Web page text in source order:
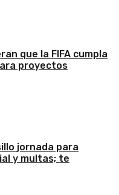
que la FIFA cumpla
proyectos
jornada para
y multas; te